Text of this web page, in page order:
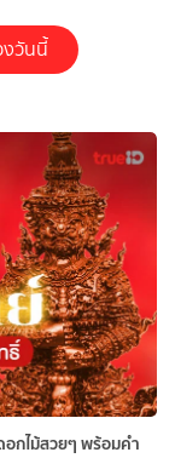
วันนี้
กไม้สวยๆ พร้อมคำ